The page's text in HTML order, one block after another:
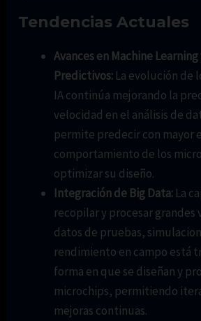
Tendencias Actuales
Avances en Machine
Predictivos: La evolución de
IA continúa mejorando la
velocidad en el análisis de
permite predecir con mayor
comportamiento de los
optimizar su diseño.
Integración de Big Data: La
recopilar y procesar grandes
datos de pruebas,
rendimiento en campo está
forma en que se diseñan y
microchips, permitiendo
mejoras continuas.